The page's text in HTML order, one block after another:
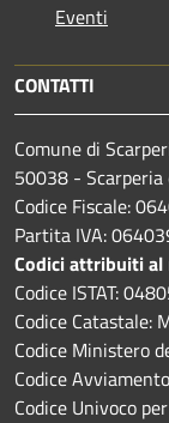
Eventi
CONTATTI
Comune di
50038 - Scarperia
Codice Fiscale:
Partita IVA:
Codici attribuiti al
Codice ISTAT:
Codice Catastale:
Codice Ministero
Codice
Codice Univoco